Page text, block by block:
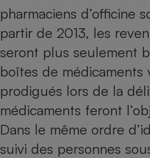
pharmaciens d’officine
partir de 2013, les
seront plus seulement
boîtes de médicaments
prodigués lors de la
médicaments feront
Dans le même ordre
suivi des personnes
Toutes les cartes